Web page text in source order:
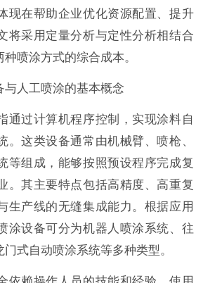
现在帮助企业优化资源配置、提升
将采用定量分析与定性分析相结合
喷涂方式的综合成本。
与人工喷涂的基本概念
通过计算机程序控制，实现涂料自
。这类设备通常由机械臂、喷枪、
等组成，能够按照预设程序完成复
。其主要特点包括高精度、高重复
生产线的无缝集成能力。根据应用
涂设备可分为机器人喷涂系统、往
式自动喷涂系统等多种类型。